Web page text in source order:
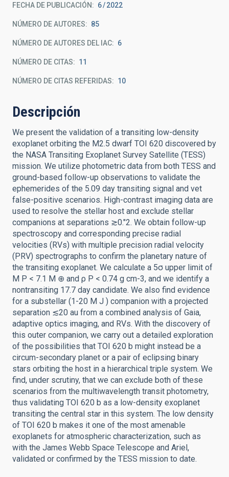
FECHA DE PUBLICACIÓN: 6 2022
NÚMERO DE AUTORES 85
NÚMERO DE AUTORES DEL IAC 6
NÚMERO DE CITAS 11
NÚMERO DE CITAS REFERIDAS 10
Descripción
We present the validation of a transiting low-density
exoplanet orbiting the M2.5 dwarf TOI 620 discovered by
the NASA Transiting Exoplanet Survey Satellite (TESS)
mission. We utilize photometric data from both TESS and
ground-based follow-up observations to validate the
ephemerides of the 5.09 day transiting signal and vet
false-positive scenarios. High-contrast imaging data are
used to resolve the stellar host and exclude stellar
companions at separations ≳0.″2. We obtain follow-up
spectroscopy and corresponding precise radial
velocities (RVs) with multiple precision radial velocity
(PRV) spectrographs to confirm the planetary nature of
the transiting exoplanet. We calculate a 5σ upper limit of
M P < 7.1 M ⊕ and ρ P < 0.74 g cm-3, and we identify a
nontransiting 17.7 day candidate. We also find evidence
for a substellar (1-20 M J ) companion with a projected
separation ≲20 au from a combined analysis of Gaia,
adaptive optics imaging, and RVs. With the discovery of
this outer companion, we carry out a detailed exploration
of the possibilities that TOI 620 b might instead be a
circum-secondary planet or a pair of eclipsing binary
stars orbiting the host in a hierarchical triple system. We
find, under scrutiny, that we can exclude both of these
scenarios from the multiwavelength transit photometry,
thus validating TOI 620 b as a low-density exoplanet
transiting the central star in this system. The low density
of TOI 620 b makes it one of the most amenable
exoplanets for atmospheric characterization, such as
with the James Webb Space Telescope and Ariel,
validated or confirmed by the TESS mission to date.